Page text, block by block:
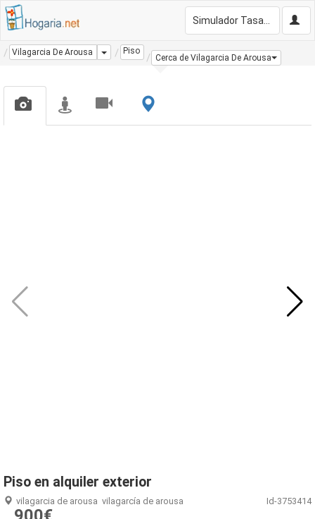
Vilagarcia De Arousa Dropdown
Piso
Cerca de Vilagarcia De Arousa
Piso en alquiler exterior
vilagarcia de arousa vilagarcía de arousa Id-3753414